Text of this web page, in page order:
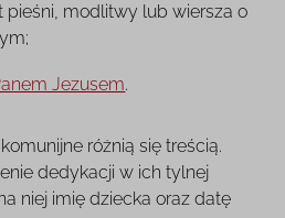
pieśni, modlitwy lub wiersza o
Jezusem.
różnią się treścią.
dedykacji w ich tylnej
niej imię dziecka oraz datę